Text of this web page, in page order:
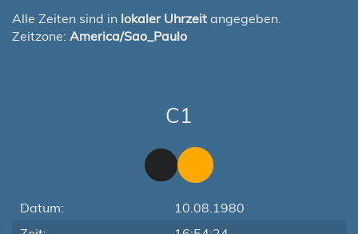
Alle Zeiten sind in lokaler Uhrzeit angegeben.
Zeitzone: America/Sao_Paulo
C1
Datum:
10.08.1980